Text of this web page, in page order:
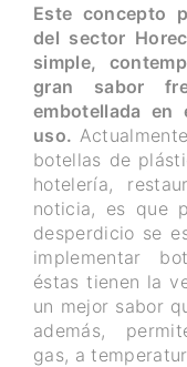
Este concepto
del sector
simple,
gran sabor
embotellada
uso.
botellas de
hotelería,
noticia, es que
desperdicio se
implementar
éstas tienen la
un mejor sabor
además,
gas, a